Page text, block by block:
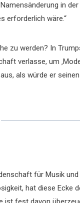
in
erforderlich wäre.“
zu werden? In
verlasse, um
als würde er
für Musik und
hat diese Ecke